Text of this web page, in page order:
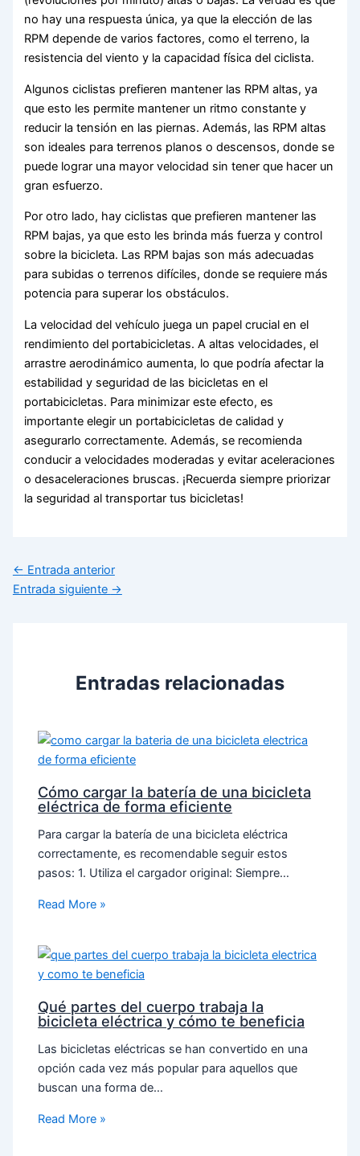
no hay una respuesta única, ya que la elección de las
RPM depende de varios factores, como el terreno, la
resistencia del viento y la capacidad física del ciclista.
Algunos ciclistas prefieren mantener las RPM altas, ya
que esto les permite mantener un ritmo constante y
reducir la tensión en las piernas. Además, las RPM altas
son ideales para terrenos planos o descensos, donde se
puede lograr una mayor velocidad sin tener que hacer un
gran esfuerzo.
Por otro lado, hay ciclistas que prefieren mantener las
RPM bajas, ya que esto les brinda más fuerza y control
sobre la bicicleta. Las RPM bajas son más adecuadas
para subidas o terrenos difíciles, donde se requiere más
potencia para superar los obstáculos.
La velocidad del vehículo juega un papel crucial en el
rendimiento del portabicicletas. A altas velocidades, el
arrastre aerodinámico aumenta, lo que podría afectar la
estabilidad y seguridad de las bicicletas en el
portabicicletas. Para minimizar este efecto, es
importante elegir un portabicicletas de calidad y
asegurarlo correctamente. Además, se recomienda
conducir a velocidades moderadas y evitar aceleraciones
o desaceleraciones bruscas. ¡Recuerda siempre priorizar
la seguridad al transportar tus bicicletas!
← Entrada anterior
Entrada siguiente →
Entradas relacionadas
Cómo cargar la batería de una bicicleta
eléctrica de forma eficiente
Para cargar la batería de una bicicleta eléctrica
correctamente, es recomendable seguir estos
pasos: 1. Utiliza el cargador original: Siempre…
Read More »
Qué partes del cuerpo trabaja la
bicicleta eléctrica y cómo te beneficia
Las bicicletas eléctricas se han convertido en una
opción cada vez más popular para aquellos que
buscan una forma de…
Read More »